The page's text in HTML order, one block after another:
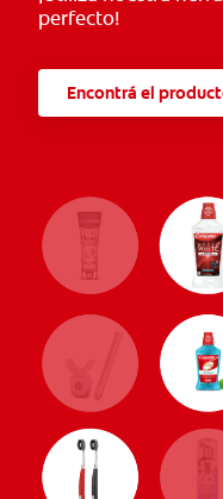
perfecto!
Encontrá el